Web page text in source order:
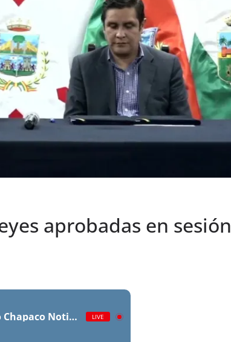
aprobadas en sesión
Radio Chapaco Noticias Las 24 horas en vivo LIVE